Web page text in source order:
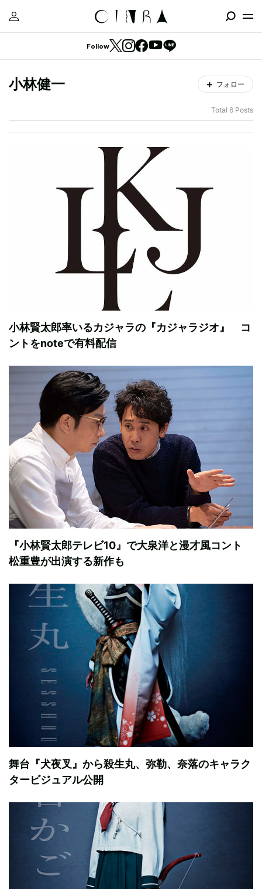
Follow
小林健一 フォロー
Total 6 Posts
小林賢太郎率いるカジャラの『カジャラジオ』 コ
ントをnoteで有料配信
『小林賢太郎テレビ10』で大泉洋と漫才風コント
松重豊が出演する新作も
舞台『犬夜叉』から殺生丸、弥勒、奈落のキャラク
タービジュアル公開